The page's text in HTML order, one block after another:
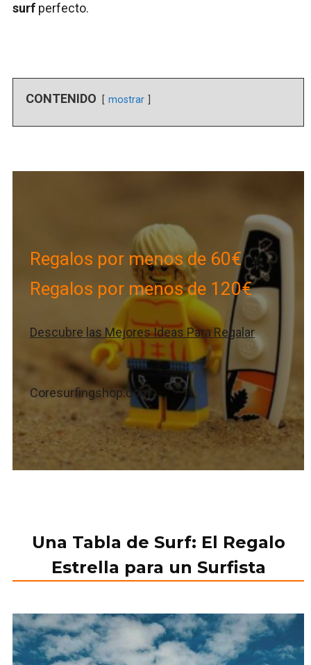
surf perfecto.
CONTENIDO mostrar
Regalos por menos de 60€
Regalos por menos de 120€
Descubre las Mejores Ideas Para Regalar
Coresurfingshop.com
Una Tabla de Surf: El Regalo
Estrella para un Surfista